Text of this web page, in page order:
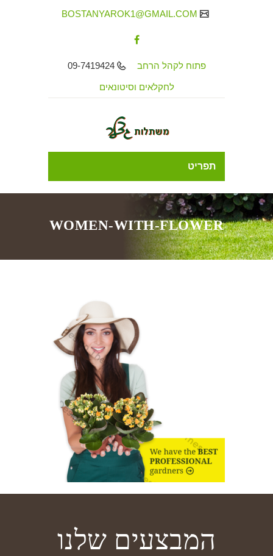
פתוח לקהל הרחב 09-7419424
לחקלאים וסיטונאים
תפריט
WOMEN-WITH-FLOWER
המבצעים שלנו